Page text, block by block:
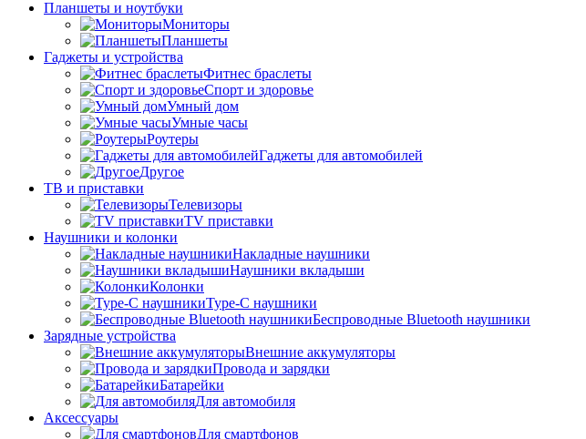
Планшеты и ноутбуки
Мониторы
Планшеты
Гаджеты и устройства
Фитнес браслеты
Спорт и здоровье
Умный дом
Умные часы
Роутеры
Гаджеты для автомобилей
Другое
ТВ и приставки
Телевизоры
TV приставки
Наушники и колонки
Накладные наушники
Наушники вкладыши
Колонки
Type-C наушники
Беспроводные Bluetooth наушники
Зарядные устройства
Внешние аккумуляторы
Провода и зарядки
Батарейки
Для автомобиля
Аксессуары
Для смартфонов